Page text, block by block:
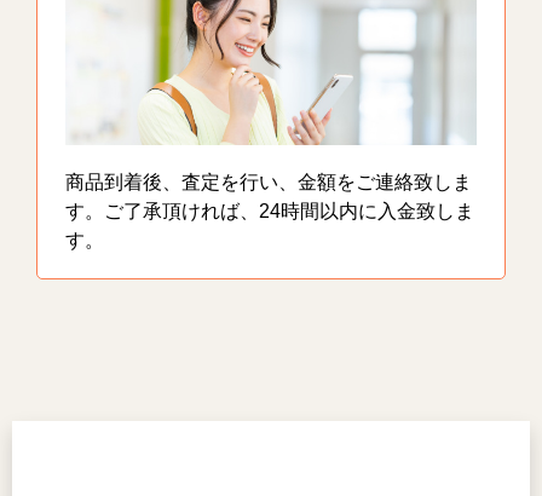
商品到着後、査定を行い、金額をご連絡致しま
す。ご了承頂ければ、24時間以内に入金致しま
す。